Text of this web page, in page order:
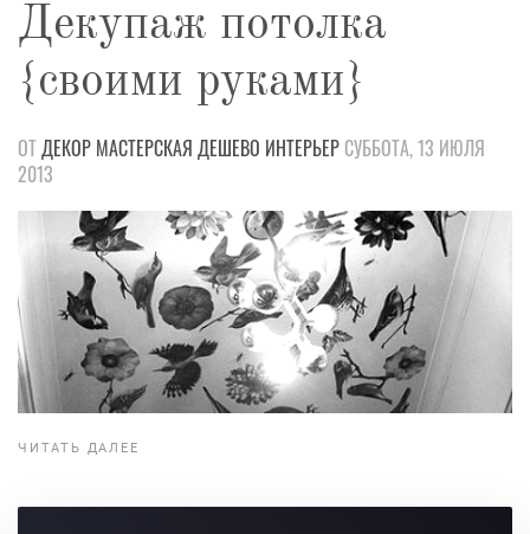
Декупаж потолка
{своими руками}
ОТДЕКОР МАСТЕРСКАЯ ДЕШЕВО ИНТЕРЬЕР СУББОТА, 13 ИЮЛЯ
2013
ЧИТАТЬ ДАЛЕЕ